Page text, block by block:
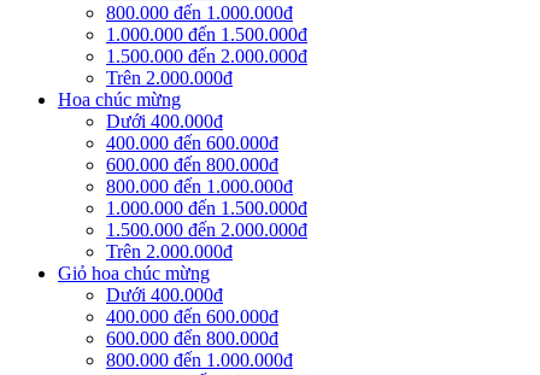
800.000 đến 1.000.000đ
1.000.000 đến 1.500.000đ
1.500.000 đến 2.000.000đ
Trên 2.000.000đ
Hoa chúc mừng
Dưới 400.000đ
400.000 đến 600.000đ
600.000 đến 800.000đ
800.000 đến 1.000.000đ
1.000.000 đến 1.500.000đ
1.500.000 đến 2.000.000đ
Trên 2.000.000đ
Giỏ hoa chúc mừng
Dưới 400.000đ
400.000 đến 600.000đ
600.000 đến 800.000đ
800.000 đến 1.000.000đ